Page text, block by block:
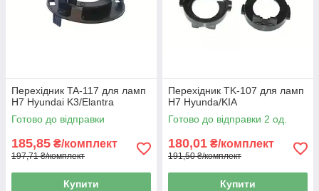
Перехідник TA-117 для ламп
H7 Hyundai K3/Elantra
Готово до відправки
185,85 ₴/комплект
197,71 ₴/комплект
Купити
Перехідник TK-107 для ламп
H7 Hyunda/KIA
Готово до відправки 2 од.
180,01 ₴/комплект
191,50 ₴/комплект
Купити